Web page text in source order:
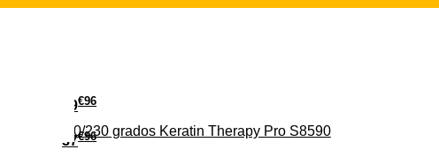
37€96
29€96
160/230 grados Keratin Therapy Pro S8590